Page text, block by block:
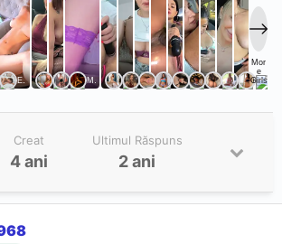
Creat
4 ani
Ultimul Răspuns
2 ani